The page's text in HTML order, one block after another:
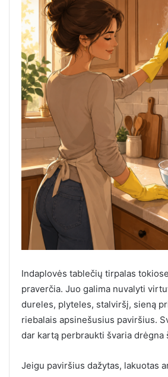
Indaplovės tablečių tirpalas
praverčia. Juo galima nuvalyti
dureles, plyteles, stalviršį, sieną
riebalais apsinešusius paviršius.
dar kartą perbraukti švaria drėgna
Jeigu paviršius dažytas, lakuotas